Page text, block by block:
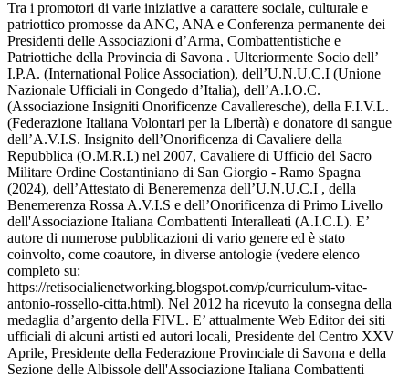
Tra i promotori di varie iniziative a carattere sociale, culturale e
patriottico promosse da ANC, ANA e Conferenza permanente dei
Presidenti delle Associazioni d’Arma, Combattentistiche e
Patriottiche della Provincia di Savona . Ulteriormente Socio dell’
I.P.A. (International Police Association), dell’U.N.U.C.I (Unione
Nazionale Ufficiali in Congedo d’Italia), dell’A.I.O.C.
(Associazione Insigniti Onorificenze Cavalleresche), della F.I.V.L.
(Federazione Italiana Volontari per la Libertà) e donatore di sangue
dell’A.V.I.S. Insignito dell’Onorificenza di Cavaliere della
Repubblica (O.M.R.I.) nel 2007, Cavaliere di Ufficio del Sacro
Militare Ordine Costantiniano di San Giorgio - Ramo Spagna
(2024), dell’Attestato di Beneremenza dell’U.N.U.C.I , della
Benemerenza Rossa A.V.I.S e dell’Onorificenza di Primo Livello
dell'Associazione Italiana Combattenti Interalleati (A.I.C.I.). E’
autore di numerose pubblicazioni di vario genere ed è stato
coinvolto, come coautore, in diverse antologie (vedere elenco
completo su:
https://retisocialienetworking.blogspot.com/p/curriculum-vitae-
antonio-rossello-citta.html). Nel 2012 ha ricevuto la consegna della
medaglia d’argento della FIVL. E’ attualmente Web Editor dei siti
ufficiali di alcuni artisti ed autori locali, Presidente del Centro XXV
Aprile, Presidente della Federazione Provinciale di Savona e della
Sezione delle Albissole dell'Associazione Italiana Combattenti